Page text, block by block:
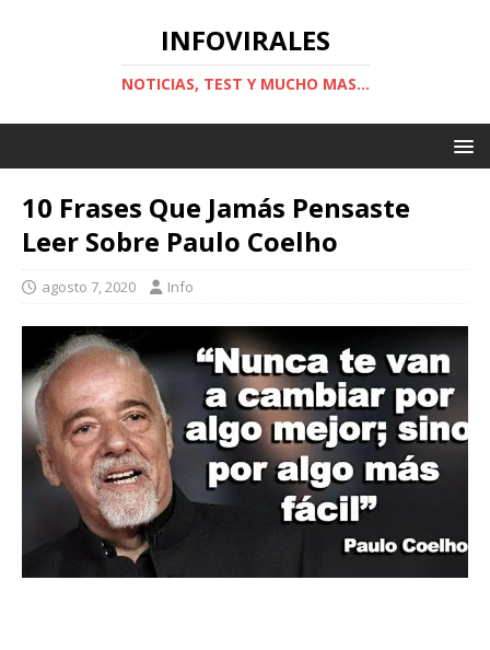
INFOVIRALES
NOTICIAS, TEST Y MUCHO MAS...
10 Frases Que Jamás Pensaste
Leer Sobre Paulo Coelho
agosto 7, 2020 Info